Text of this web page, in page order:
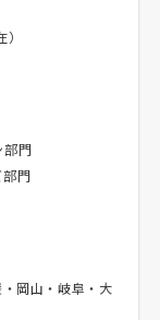
部門
門
・岡山・岐阜・大